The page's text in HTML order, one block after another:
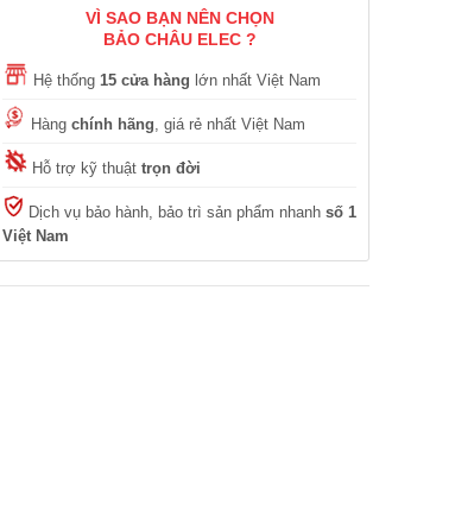
VÌ SAO BẠN NÊN CHỌN
BẢO CHÂU ELEC ?
Hệ thống 15 cửa hàng lớn nhất Việt Nam
Hàng chính hãng, giá rẻ nhất Việt Nam
Hỗ trợ kỹ thuật trọn đời
Dịch vụ bảo hành, bảo trì sản phẩm nhanh số 1
Việt Nam